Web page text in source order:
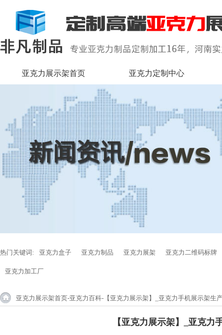
亚克力展示架首页 亚克力定制中心
热门关键词: 亚克力盒子 亚克力制品 亚克力展架 亚克力二维码标牌
亚克力加工厂
亚克力展示架首页-亚克力百科-【亚克力展示架】_亚克力手机展示架生
【亚克力展示架】_亚克力